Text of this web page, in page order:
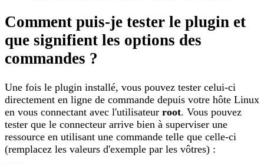
Comment puis-je tester le plugin et
que signifient les options des
commandes ?
Une fois le plugin installé, vous pouvez tester celui-ci
directement en ligne de commande depuis votre hôte Linux
en vous connectant avec l'utilisateur root. Vous pouvez
tester que le connecteur arrive bien à superviser une
ressource en utilisant une commande telle que celle-ci
(remplacez les valeurs d'exemple par les vôtres) :